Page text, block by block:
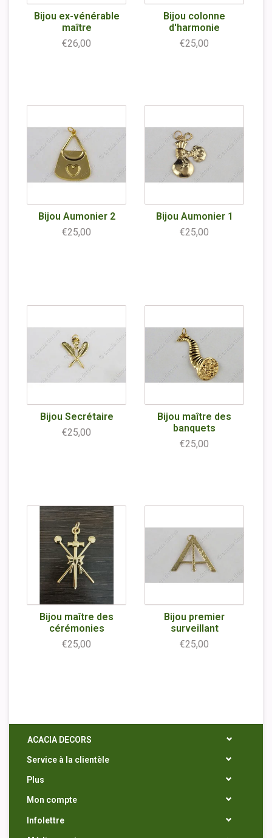
Bijou ex-vénérable
maître
€26,00
Bijou colonne
d'harmonie
€25,00
Bijou Aumonier 2
€25,00
Bijou Aumonier 1
€25,00
Bijou Secrétaire
€25,00
Bijou maître des
banquets
€25,00
Bijou maître des
cérémonies
€25,00
Bijou premier
surveillant
€25,00
ACACIA DECORS
Service à la clientèle
Plus
Mon compte
Infolettre